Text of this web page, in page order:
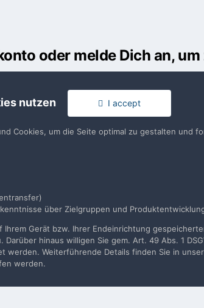
oder melde Dich an,
Du
nutzen I accept
Cookies, um die Seite optimal zu gestalten und
über Zielgruppen und
Gerät bzw. Ihrer Endeinrichtung
hinaus willigen Sie gem. Art. 49 Abs. 1
werden. Weiterführende Details finden Sie in
werden.